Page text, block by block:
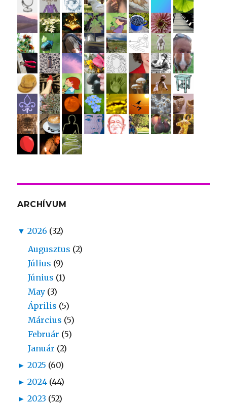
ARCHÍVUM
▼ 2026 (32)
Augusztus (2)
Július (9)
Június (1)
May (3)
Április (5)
Március (5)
Február (5)
Január (2)
► 2025 (60)
► 2024 (44)
► 2023 (52)